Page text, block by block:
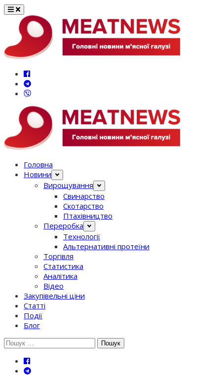
Перейти
вмісту
Головна
Новини
Вирощування
Свинарство
Скотарство
Птахівництво
Переробка
Технології
Альтернативні протеїни
Торгівля
Статистика
Аналітика
Відео
Закупівельні ціни
Статті
Події
Блог
Шукати: